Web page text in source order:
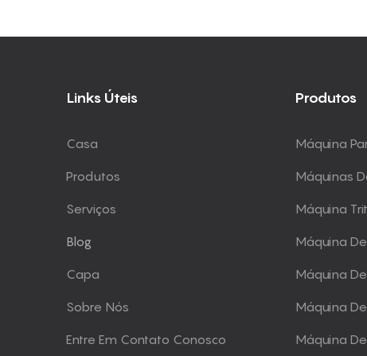
Links Úteis
Casa
Produtos
Serviços
Blog
Capa
Sobre Nós
Entre Em Contato Conosco
Produtos
Máquina
Máquinas
Máquina
Máquina
Máquina
Máquina
Máquina